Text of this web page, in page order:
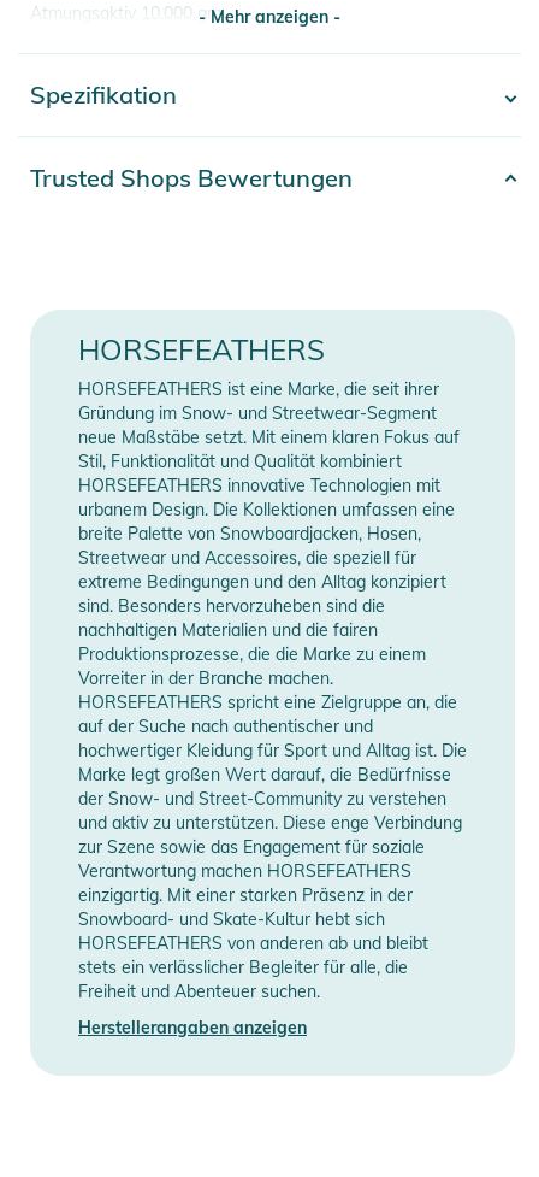
Atmungsaktiv 10.000 gm
- UltraTech 10/10
- 100% Polyester
- Äußere C6 DWR-Behandlung
FUTTER: 100% Nylon-Taft
- Fleece-Taschenfutter
- Extrem haltbare Coats-Fäden
- YKK Reißverschlüsse
- CORDURA®-Fersenverstärkung
- Kritisch getapte Nähte
- Schlüssel-Clip in der Tasche
- Reißverschluss an den Beinenden
- Verstellbarer Bund
- Elastischer Schneefang mit Boot-Haken
- Ergonomisch geformte Beine
- Verstärkter Hosenverschluss
SCHNITT: Regular
Produktinformationen und
Sicherheitshinweise
Gebrauchsanweisungen, Sicherheitshinweise und Warnungen
finden Sie direkt am Produkt.
- Mehr anzeigen -
Spezifikation
Gender Men
Manufacturer
Information
Herstellerangaben
anzeigen
Trusted Shops Bewertungen
HORSEFEATHERS
HORSEFEATHERS ist eine Marke, die seit ihrer
Gründung im Snow- und Streetwear-Segment
neue Maßstäbe setzt. Mit einem klaren Fokus auf
Stil, Funktionalität und Qualität kombiniert
HORSEFEATHERS innovative Technologien mit
urbanem Design. Die Kollektionen umfassen eine
breite Palette von Snowboardjacken, Hosen,
Streetwear und Accessoires, die speziell für
extreme Bedingungen und den Alltag konzipiert
sind. Besonders hervorzuheben sind die
nachhaltigen Materialien und die fairen
Produktionsprozesse, die die Marke zu einem
Vorreiter in der Branche machen.
HORSEFEATHERS spricht eine Zielgruppe an, die
auf der Suche nach authentischer und
hochwertiger Kleidung für Sport und Alltag ist. Die
Marke legt großen Wert darauf, die Bedürfnisse
der Snow- und Street-Community zu verstehen
und aktiv zu unterstützen. Diese enge Verbindung
zur Szene sowie das Engagement für soziale
Verantwortung machen HORSEFEATHERS
einzigartig. Mit einer starken Präsenz in der
Snowboard- und Skate-Kultur hebt sich
HORSEFEATHERS von anderen ab und bleibt
stets ein verlässlicher Begleiter für alle, die
Freiheit und Abenteuer suchen.
Herstellerangaben anzeigen